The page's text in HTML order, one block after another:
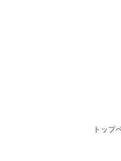
トップ